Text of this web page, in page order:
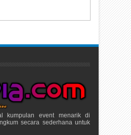
kumpulan event menarik di
secara sederhana untuk